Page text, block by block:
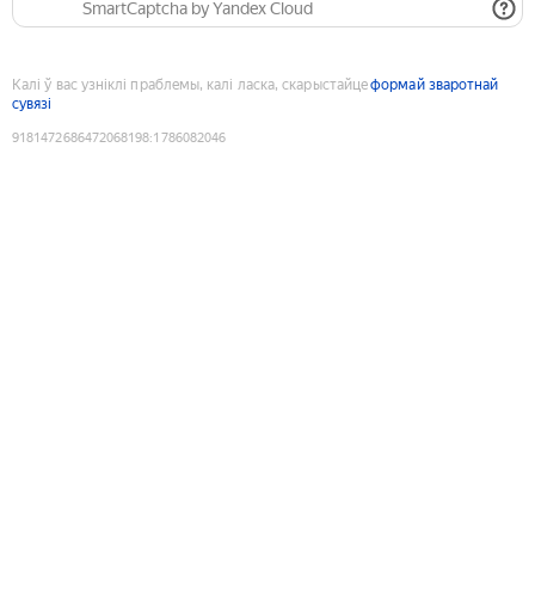
SmartCaptcha by Yandex Cloud
Калі ў вас узніклі праблемы, калі ласка, скарыстайцеформай зваротнай
сувязі
9181472686472068198:1786082046